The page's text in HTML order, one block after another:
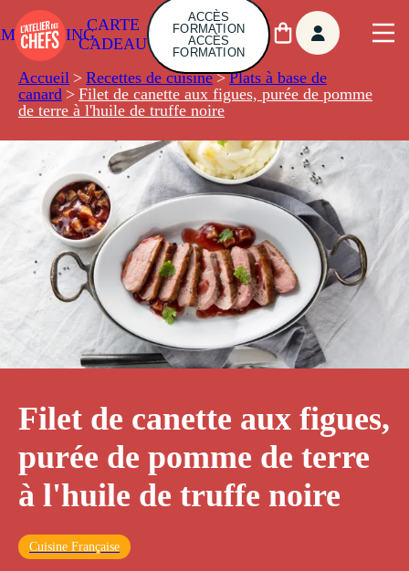
CARTE
CADEAU
ACCÈS
FORMATION
ACCÈS
FORMATION
Accueil > Recettes de cuisine > Plats à base de
canard > Filet de canette aux figues, purée de pomme
de terre à l'huile de truffe noire
Filet de canette aux figues,
purée de pomme de terre
à l'huile de truffe noire
Cuisine Française